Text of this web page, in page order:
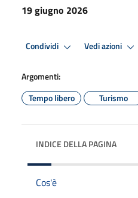
19 giugno 2026
Condividi Vedi azioni
Argomenti:
Tempo libero
Turismo
INDICE DELLA PAGINA
Cos'è